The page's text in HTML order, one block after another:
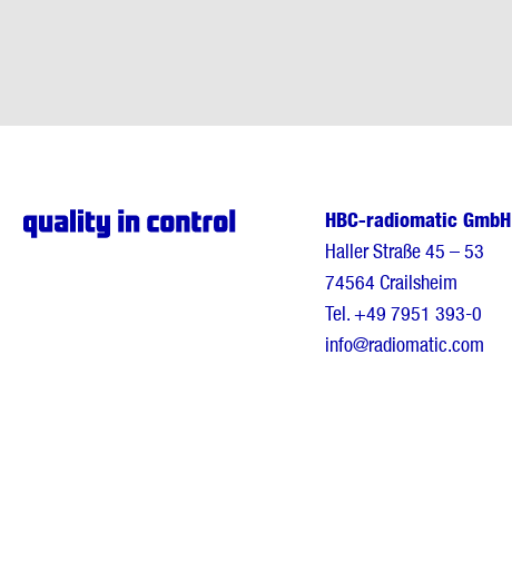
HBC-radiomatic GmbH
Haller Straße 45 – 53
74564 Crailsheim
Tel.+49 7951 393-0
info@radiomatic.com